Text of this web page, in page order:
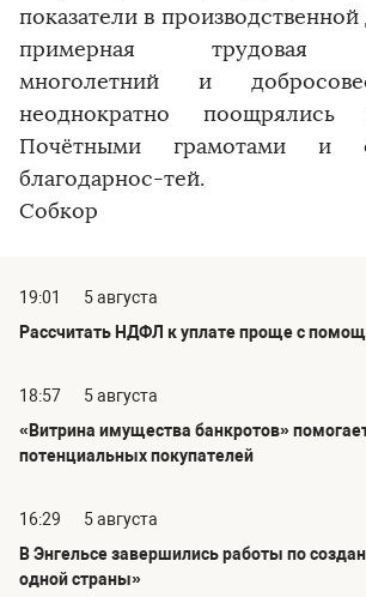
показатели в
примерная трудовая
многолетний и
неоднократно поощрялись
Почётными грамотами и
благодарнос-тей.
Собкор
19:01
5 августа
Рассчитать НДФЛ к уплате проще с
18:57
5 августа
«Витрина имущества банкротов»
потенциальных покупателей
16:29
5 августа
В Энгельсе завершились работы по
одной страны»